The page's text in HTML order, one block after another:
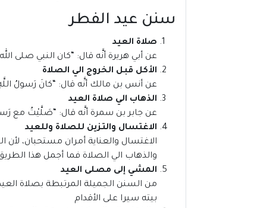
سنن عيد الفطر
صلاة العيد
عن أبي هريرة أنَّه قال: “كان النبي صلى
الأكل قبل الخروج الي الصلاة
عن أنس بن مالك أنَّه قال: “كانَ رَسولُ
الذهاب الي صلاة العيد
عن جابر بن سمرة أنَّه قال: “صَلَّيْتُ مع
الاغتسال والتزين للصلاة وللعيد
الاغتسال والعناية أمران مستحبان، لأن
والذهاب الي الصلاة فما أجمل هذا
المشي إلى مصلى العيد
من السنن الجميلة المرتبطة بصلاة
بيته سيرا على الأقدام